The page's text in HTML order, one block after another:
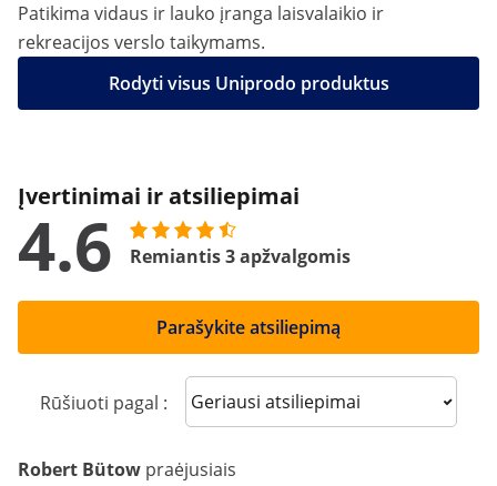
Patikima vidaus ir lauko įranga laisvalaikio ir
rekreacijos verslo taikymams.
Rodyti visus Uniprodo produktus
Įvertinimai ir atsiliepimai
4.6 Remiantis 3 apžvalgomis
Parašykite atsiliepimą
Rūšiuoti pagal : Sort reviews
Robert Bütow praėjusiais